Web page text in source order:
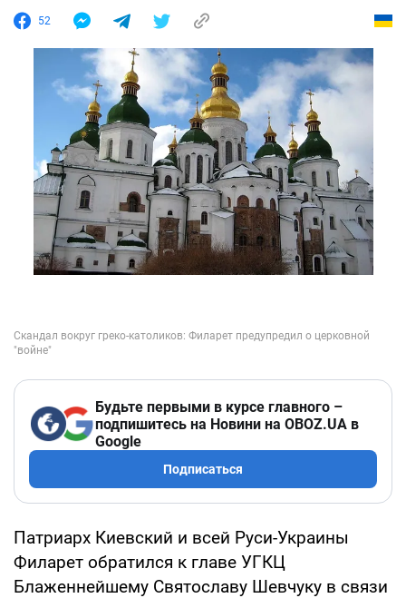
52
Будьте первыми в курсе главного –
подпишитесь на Новини на OBOZ.UA в
Google
Подписаться
Патриарх Киевский и всей Руси-Украины
Филарет обратился к главе УГКЦ
Блаженнейшему Святославу Шевчуку в связи